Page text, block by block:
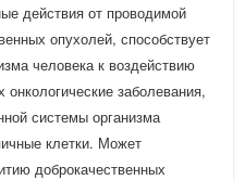
действия от проводимой
опухолей, способствует
человека к воздействию
заболевания,
системы организма
клетки. Может
доброкачественных